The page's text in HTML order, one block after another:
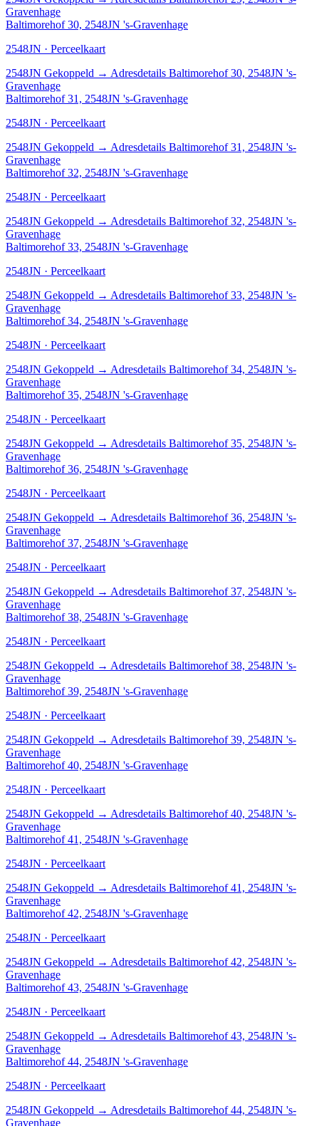
Gravenhage
Baltimorehof 30, 2548JN 's-Gravenhage
2548JN · Perceelkaart
2548JN Gekoppeld → Adresdetails Baltimorehof 30, 2548JN 's-
Gravenhage
Baltimorehof 31, 2548JN 's-Gravenhage
2548JN · Perceelkaart
2548JN Gekoppeld → Adresdetails Baltimorehof 31, 2548JN 's-
Gravenhage
Baltimorehof 32, 2548JN 's-Gravenhage
2548JN · Perceelkaart
2548JN Gekoppeld → Adresdetails Baltimorehof 32, 2548JN 's-
Gravenhage
Baltimorehof 33, 2548JN 's-Gravenhage
2548JN · Perceelkaart
2548JN Gekoppeld → Adresdetails Baltimorehof 33, 2548JN 's-
Gravenhage
Baltimorehof 34, 2548JN 's-Gravenhage
2548JN · Perceelkaart
2548JN Gekoppeld → Adresdetails Baltimorehof 34, 2548JN 's-
Gravenhage
Baltimorehof 35, 2548JN 's-Gravenhage
2548JN · Perceelkaart
2548JN Gekoppeld → Adresdetails Baltimorehof 35, 2548JN 's-
Gravenhage
Baltimorehof 36, 2548JN 's-Gravenhage
2548JN · Perceelkaart
2548JN Gekoppeld → Adresdetails Baltimorehof 36, 2548JN 's-
Gravenhage
Baltimorehof 37, 2548JN 's-Gravenhage
2548JN · Perceelkaart
2548JN Gekoppeld → Adresdetails Baltimorehof 37, 2548JN 's-
Gravenhage
Baltimorehof 38, 2548JN 's-Gravenhage
2548JN · Perceelkaart
2548JN Gekoppeld → Adresdetails Baltimorehof 38, 2548JN 's-
Gravenhage
Baltimorehof 39, 2548JN 's-Gravenhage
2548JN · Perceelkaart
2548JN Gekoppeld → Adresdetails Baltimorehof 39, 2548JN 's-
Gravenhage
Baltimorehof 40, 2548JN 's-Gravenhage
2548JN · Perceelkaart
2548JN Gekoppeld → Adresdetails Baltimorehof 40, 2548JN 's-
Gravenhage
Baltimorehof 41, 2548JN 's-Gravenhage
2548JN · Perceelkaart
2548JN Gekoppeld → Adresdetails Baltimorehof 41, 2548JN 's-
Gravenhage
Baltimorehof 42, 2548JN 's-Gravenhage
2548JN · Perceelkaart
2548JN Gekoppeld → Adresdetails Baltimorehof 42, 2548JN 's-
Gravenhage
Baltimorehof 43, 2548JN 's-Gravenhage
2548JN · Perceelkaart
2548JN Gekoppeld → Adresdetails Baltimorehof 43, 2548JN 's-
Gravenhage
Baltimorehof 44, 2548JN 's-Gravenhage
2548JN · Perceelkaart
2548JN Gekoppeld → Adresdetails Baltimorehof 44, 2548JN 's-
Gravenhage